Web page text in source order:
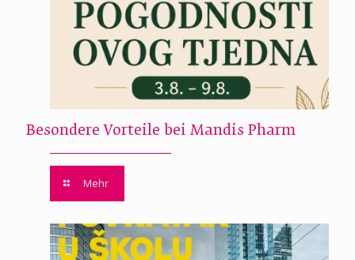
Besondere Vorteile bei Mandis Pharm
Mehr